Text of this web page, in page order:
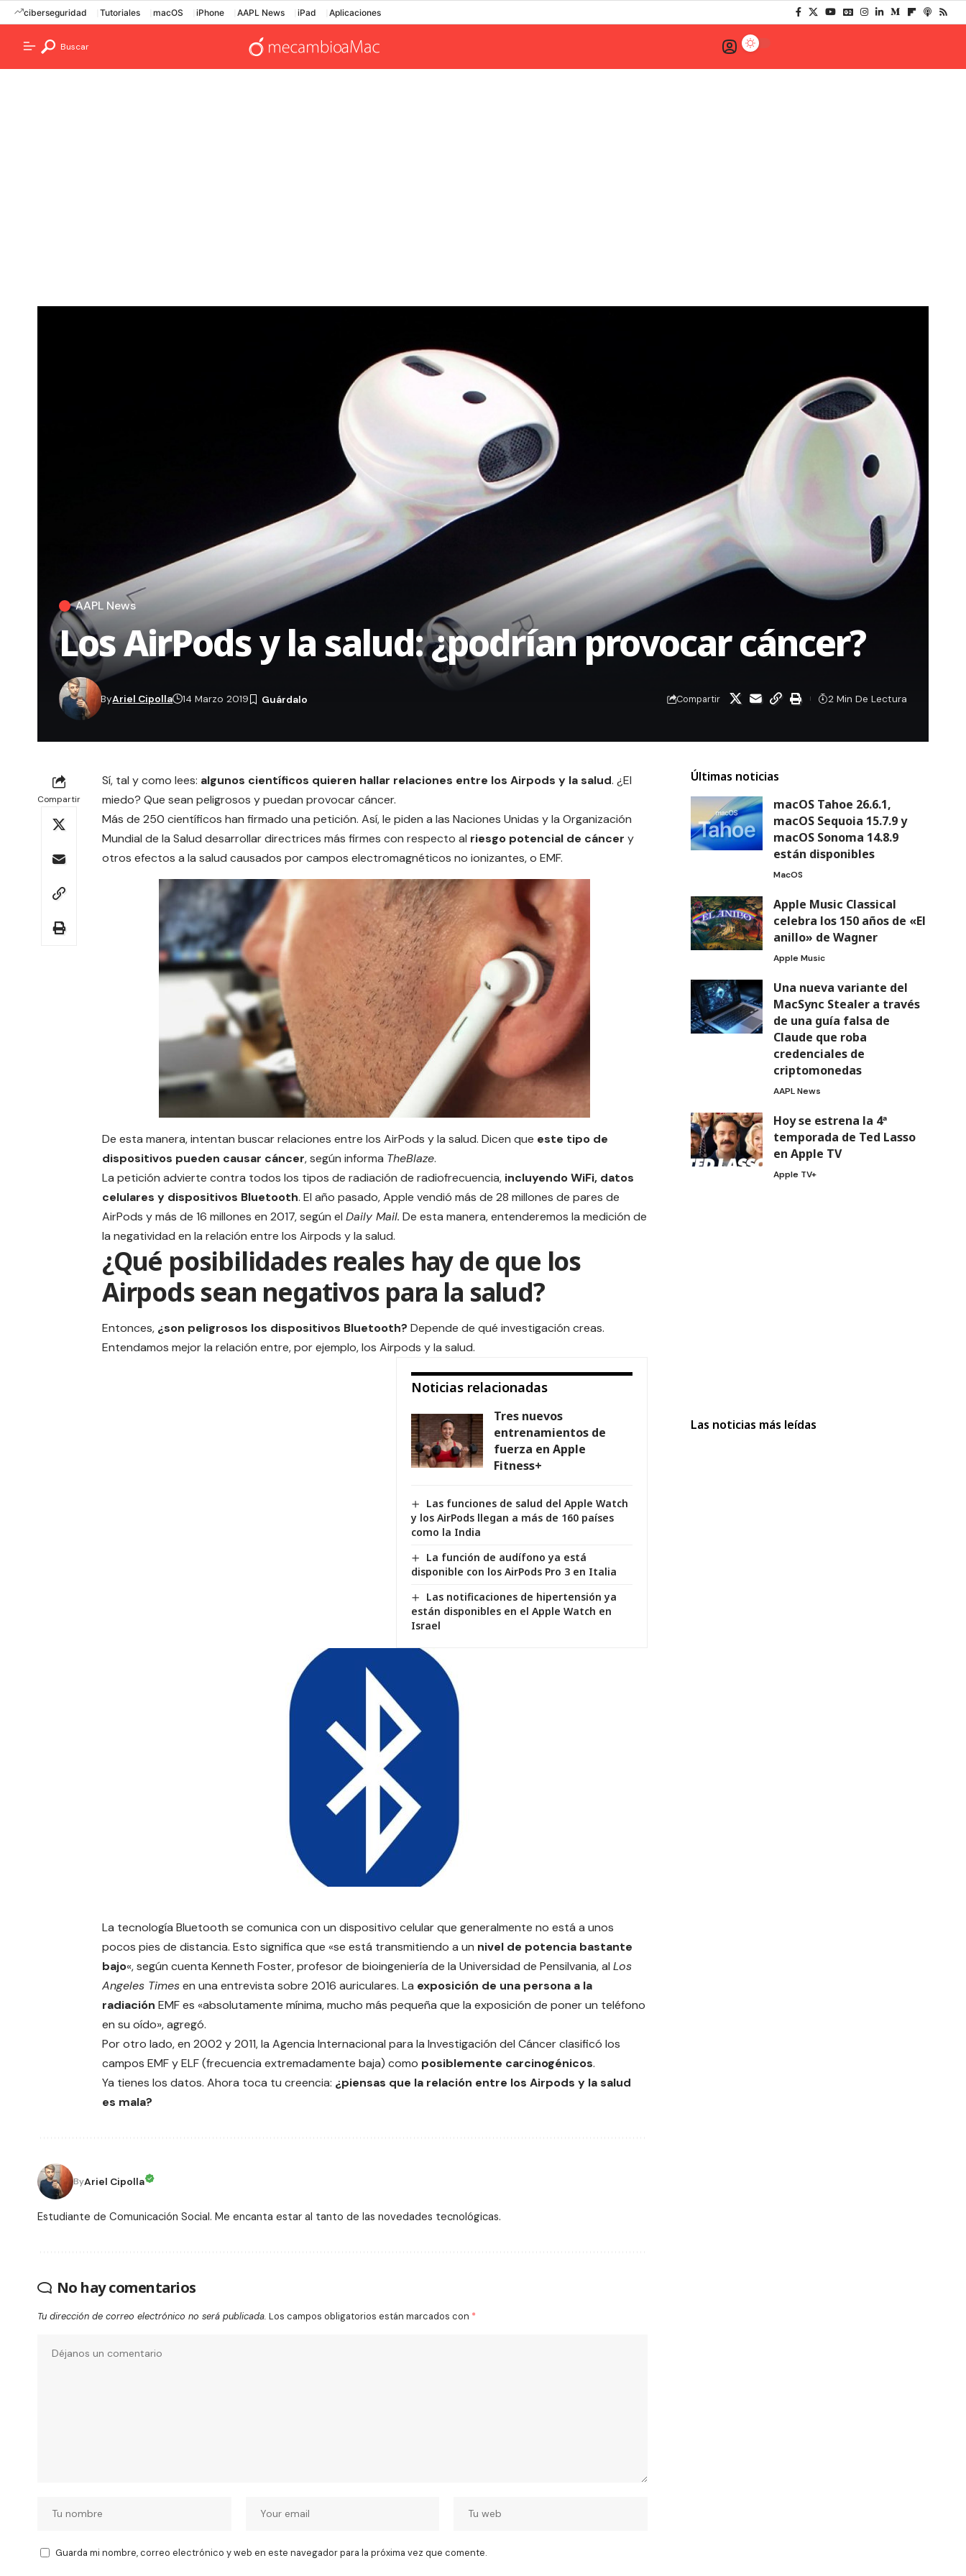
ciberseguridad Tutoriales macOS iPhone AAPL News iPad Aplicaciones
Buscar
AAPL News
Los AirPods y la salud: ¿podrían provocar cáncer?
ByAriel Cipolla 14 Marzo 2019 Compartir 2 Min De Lectura
Compartir
Sí, tal y como lees: algunos científicos quieren hallar relaciones entre los Airpods y lasalud. ¿El
miedo? Que sean peligrosos y puedan provocar cáncer.
Más de 250 científicos han firmado una petición. Así, le piden a las Naciones Unidas y la Organización
Mundial de la Salud desarrollar directrices más firmes con respecto al riesgo potencial de cáncer y
otros efectos a la salud causados ​​por campos electromagnéticos no ionizantes, o EMF.
De esta manera, intentan buscar relaciones entre los AirPods y la salud. Dicen que este tipo de
dispositivos pueden causar cáncer, según informa TheBlaze.
La petición advierte contra todos los tipos de radiación de radiofrecuencia, incluyendoWiFi, datos
celulares y dispositivos Bluetooth. El año pasado, Apple vendió más de 28 millones de pares de
AirPods y más de 16 millones en 2017, según el Daily Mail. De esta manera, entenderemos la medición de
la negatividad en la relación entre los Airpods y la salud.
¿Qué posibilidades reales hay de que los
Airpods sean negativos para la salud?
Entonces, ¿son peligrosos los dispositivos Bluetooth? Depende de qué investigación creas.
Entendamos mejor la relación entre, por ejemplo, los Airpods y la salud.
Noticias relacionadas
Tres nuevos
entrenamientos de
fuerza en Apple
Fitness+
Las funciones de salud del Apple Watch
y los AirPods llegan a más de 160 países
como la India
La función de audífono ya está
disponible con los AirPods Pro 3 en Italia
Las notificaciones de hipertensión ya
están disponibles en el Apple Watch en
Israel
La tecnología Bluetooth se comunica con un dispositivo celular que generalmente no está a unos
pocos pies de distancia. Esto significa que «se está transmitiendo a un nivel de potencia bastante
bajo«, según cuenta Kenneth Foster, profesor de bioingeniería de la Universidad de Pensilvania, al Los
Angeles Timesen una entrevista sobre 2016 auriculares. La exposición de una persona a la
radiación EMF es «absolutamente mínima, mucho más pequeña que la exposición de poner un teléfono
en su oído», agregó.
Por otro lado, en 2002 y 2011, la Agencia Internacional para la Investigación del Cáncer clasificó los
campos EMF y ELF (frecuencia extremadamente baja) como posiblemente carcinogénicos.
Ya tienes los datos. Ahora toca tu creencia: ¿piensas que la relación entre los Airpods y la salud
es mala?
ByAriel Cipolla
Estudiante de Comunicación Social. Me encanta estar al tanto de las novedades tecnológicas.
No hay comentarios
Tu dirección de correo electrónico no será publicada. Los campos obligatorios están marcados con *
Guarda mi nombre, correo electrónico y web en este navegador para la próxima vez que comente.
Últimas noticias
macOS Tahoe 26.6.1,
macOS Sequoia 15.7.9 y
macOS Sonoma 14.8.9
están disponibles
MacOS
Apple Music Classical
celebra los 150 años de «El
anillo» de Wagner
Apple Music
Una nueva variante del
MacSync Stealer a través
de una guía falsa de
Claude que roba
credenciales de
criptomonedas
AAPL News
Hoy se estrena la 4ª
temporada de Ted Lasso
en Apple TV
Apple TV+
Las noticias más leídas